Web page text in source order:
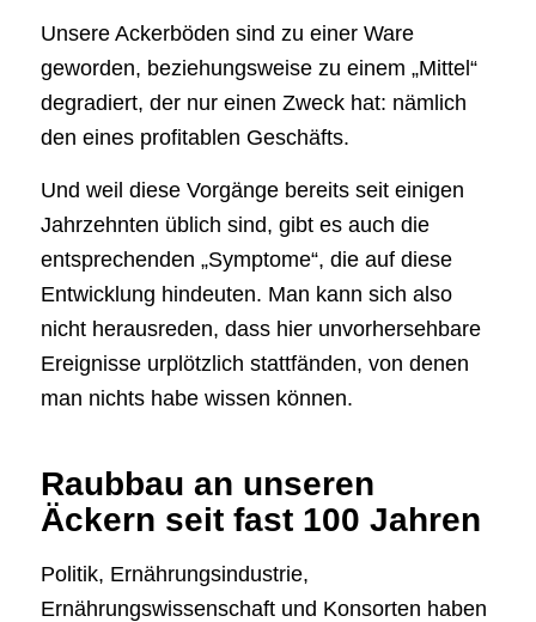
Unsere Ackerböden sind zu einer Ware
geworden, beziehungsweise zu einem „Mittel“
degradiert, der nur einen Zweck hat: nämlich
den eines profitablen Geschäfts.
Und weil diese Vorgänge bereits seit einigen
Jahrzehnten üblich sind, gibt es auch die
entsprechenden „Symptome“, die auf diese
Entwicklung hindeuten. Man kann sich also
nicht herausreden, dass hier unvorhersehbare
Ereignisse urplötzlich stattfänden, von denen
man nichts habe wissen können.
Raubbau an unseren
Äckern seit fast 100 Jahren
Politik, Ernährungsindustrie,
Ernährungswissenschaft und Konsorten haben